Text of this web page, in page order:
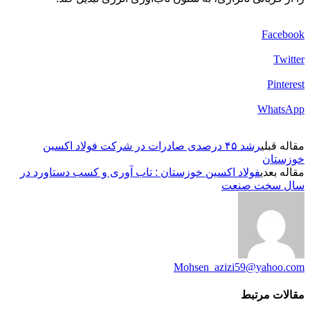
Facebook
Twitter
Pinterest
WhatsApp
مقاله قبلی
رشد ۴۵ درصدی صادرات در شرکت فولاد اکسین
خوزستان
مقاله بعدیفولاد اکسین خوزستان : تاب آوری و کسب دستاورد در
سال سخت صنعت
Mohsen_azizi59@yahoo.com
مقالات مرتبط